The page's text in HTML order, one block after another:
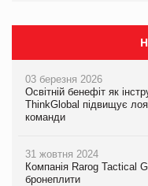
03 березня 2026
Освітній бенефіт як
ThinkGlobal підвищує
команди
31 жовтня 2024
Компанія Rarog Tactical
бронеплити